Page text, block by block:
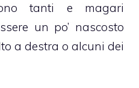
tanti e magari
un po’ nascosto
a destra o alcuni dei